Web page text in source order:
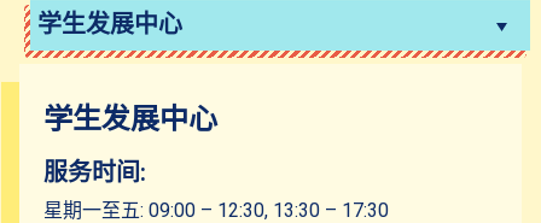
登记程序
支援及服务
共融校园活动
学生发展中心
学生发展中心
服务时间:
星期一至五: 09:00 – 12:30, 13:30 – 17:30